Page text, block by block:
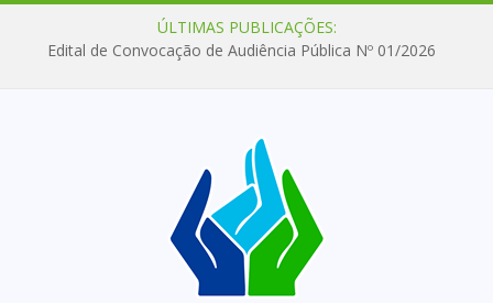
ÚLTIMAS PUBLICAÇÕES:
Edital de Convocação de Audiência Pública Nº 01/2026